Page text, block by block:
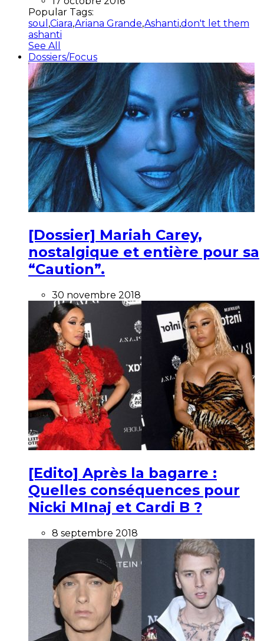
Popular Tags:
soul ,Ciara,Ariana Grande,Ashanti,don't let them
ashanti
See All
Dossiers/Focus
[Dossier] Mariah Carey,
nostalgique et entière pour sa
“Caution”.
30 novembre 2018
[Edito] Après la bagarre :
Quelles conséquences pour
Nicki MInaj et Cardi B ?
8 septembre 2018